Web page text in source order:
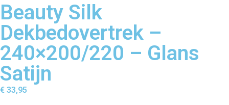
Beauty Silk
Dekbedovertrek –
240×200/220 – Glans
Satijn
€ 33,95